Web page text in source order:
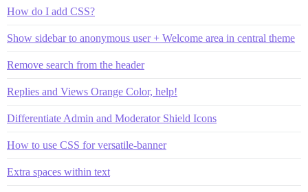
How do I add CSS?
Show sidebar to anonymous user + Welcome area in central theme
Remove search from the header
Replies and Views Orange Color, help!
Differentiate Admin and Moderator Shield Icons
How to use CSS for versatile-banner
Extra spaces within text